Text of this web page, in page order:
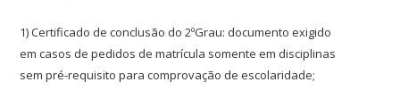
1) Certificado de conclusão do 2ºGrau: documento exigido
em casos de pedidos de matrícula somente em disciplinas
sem pré-requisito para comprovação de escolaridade;